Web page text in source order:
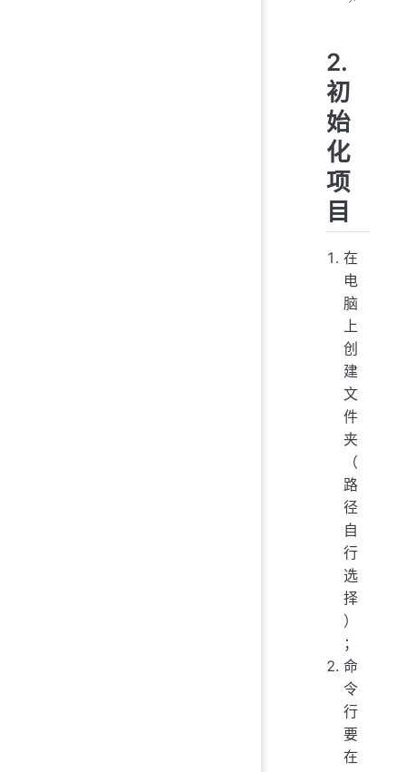
2.
初
始
化
项
目
在
电
脑
上
创
建
文
件
夹
（
路
径
自
行
选
择
）
；
命
令
行
要
在